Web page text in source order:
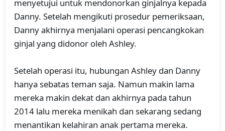
menyetujui untuk mendonorkan ginjalnya kepada
Danny. Setelah mengikuti prosedur pemeriksaan,
Danny akhirnya menjalani operasi pencangkokan
ginjal yang didonor oleh Ashley.
Setelah operasi itu, hubungan Ashley dan Danny
hanya sebatas teman saja. Namun makin lama
mereka makin dekat dan akhirnya pada tahun
2014 lalu mereka menikah dan sekarang sedang
menantikan kelahiran anak pertama mereka.